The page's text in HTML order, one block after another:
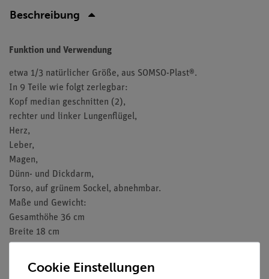
Beschreibung
Funktion und Verwendung
etwa 1/3 natürlicher Größe, aus SOMSO-Plast®.
In 9 Teile wie folgt zerlegbar:
Kopf median geschnitten (2),
rechter und linker Lungenflügel,
Herz,
Leber,
Magen,
Dünn- und Dickdarm,
Torso, auf grünem Sockel, abnehmbar.
Maße und Gewicht:
Gesamthöhe 36 cm
Breite 18 cm
Gewicht 2,17 kg
Cookie Einstellungen